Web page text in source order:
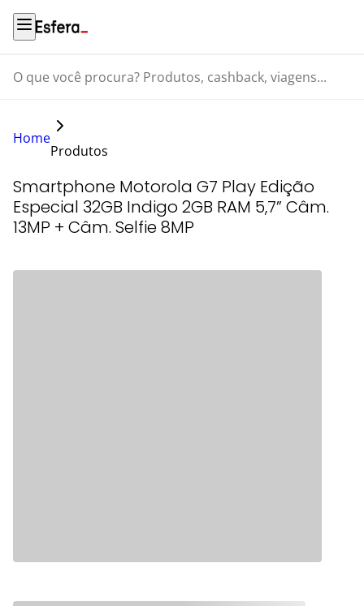
O que você procura? Produtos, cashback, viagens...
Home
Produtos
Smartphone Motorola G7 Play Edição
Especial 32GB Indigo 2GB RAM 5,7” Câm.
13MP + Câm. Selfie 8MP